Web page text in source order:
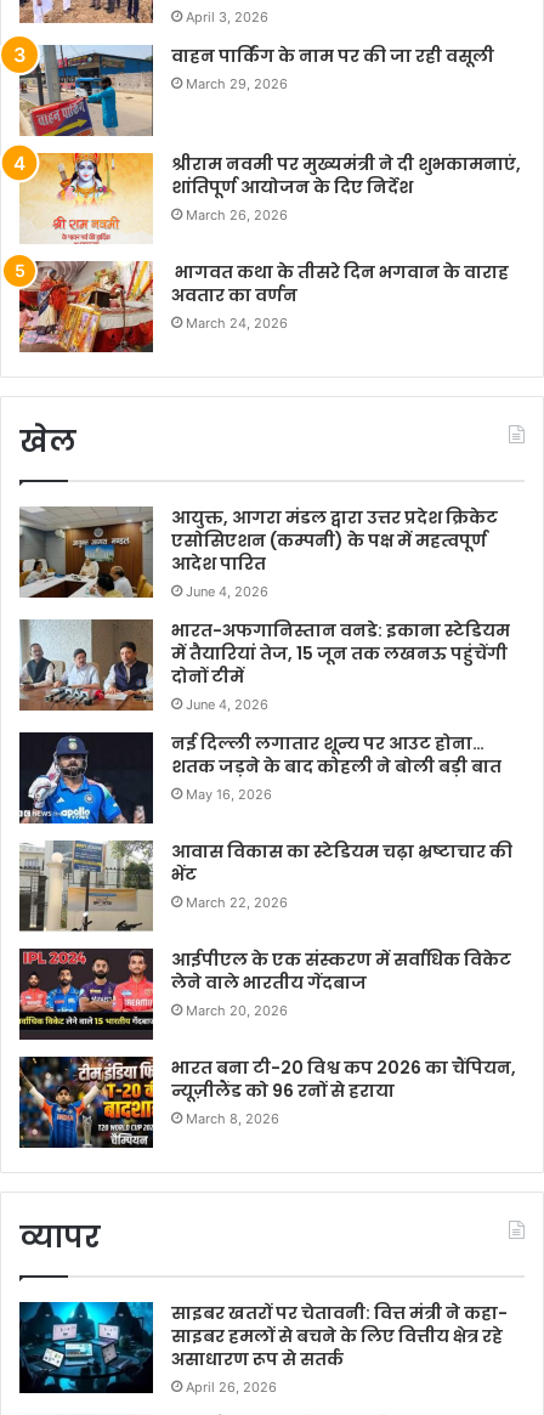
April 3, 2026
वाहन पार्किंग के नाम पर की जा रही वसूली
March 29, 2026
श्रीराम नवमी पर मुख्यमंत्री ने दी शुभकामनाएं,
शांतिपूर्ण आयोजन के दिए निर्देश
March 26, 2026
भागवत कथा के तीसरे दिन भगवान के वाराह
अवतार का वर्णन
March 24, 2026
खेल
आयुक्त, आगरा मंडल द्वारा उत्तर प्रदेश क्रिकेट
एसोसिएशन (कम्पनी) के पक्ष में महत्वपूर्ण
आदेश पारित
June 4, 2026
भारत-अफगानिस्तान वनडे: इकाना स्टेडियम
में तैयारियां तेज, 15 जून तक लखनऊ पहुंचेंगी
दोनों टीमें
June 4, 2026
नई दिल्ली लगातार शून्य पर आउट होना…
शतक जड़ने के बाद कोहली ने बोली बड़ी बात
May 16, 2026
आवास विकास का स्टेडियम चढ़ा भ्रष्टाचार की
भेंट
March 22, 2026
आईपीएल के एक संस्करण में सर्वाधिक विकेट
लेने वाले भारतीय गेंदबाज
March 20, 2026
भारत बना टी-20 विश्व कप 2026 का चैंपियन,
न्यूज़ीलैंड को 96 रनों से हराया
March 8, 2026
व्यापर
साइबर खतरों पर चेतावनी: वित्त मंत्री ने कहा-
साइबर हमलों से बचने के लिए वित्तीय क्षेत्र रहे
असाधारण रूप से सतर्क
April 26, 2026